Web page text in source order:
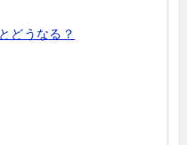
どうなる？